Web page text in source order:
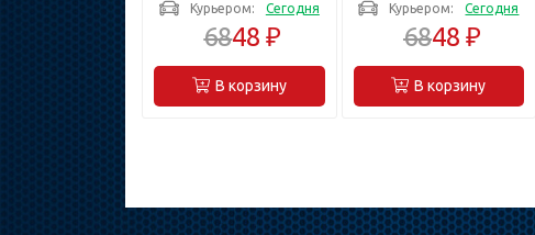
выключатель (SV-
49061-06-C)
Курьером:
Сегодня
6848 ₽
В корзину
выключатель (SV-
49061-50-C)
Курьером:
Сегодня
6848 ₽
В корзину